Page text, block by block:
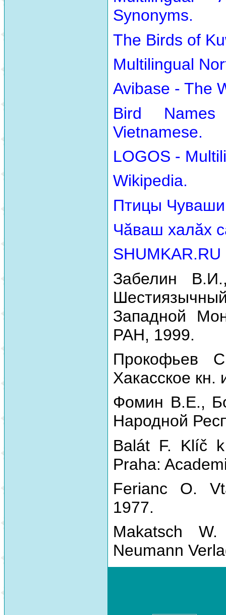
Synonyms.
The Birds of
Multilingual
Avibase - The
Bird
Vietnamese.
LOGOS -
Wikipedia.
Птицы
Чăваш халăх
SHUMKAR.RU
Забелин
Западной
РАН, 1999.
Прокофьев
Хакасское кн.
Фомин В.Е.,
Народной
Balát F. Klíč
Praha:
Ferianc O.
1977.
Makatsch
Neumann